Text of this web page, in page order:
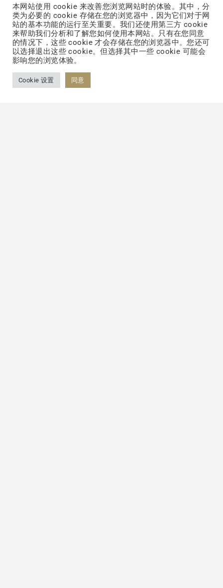
联络我们 应链与绿色产品，宣示接轨国际与落实永续经
营的决心。除数度获得外界肯定，大江生医于
企业内部积极推行ESG理念不间断，作为永续
优秀标竿企业，大江生医以“加入并改善消费
者生活”为使命，全面深植绿色体质，携手供
本网站使用 cookie 来改善您浏览网站时的体验。其中，分
类为必要的 cookie 存储在您的浏览器中，因为它们对于网
站的基本功能的运行至关重要。我们还使用第三方 cookie
来帮助我们分析和了解您如何使用本网站。只有在您同意
的情况下，这些 cookie 才会存储在您的浏览器中。您还可
以选择退出这些 cookie。但选择其中一些 cookie 可能会
影响您的浏览体验。
Cookie 设置 同意